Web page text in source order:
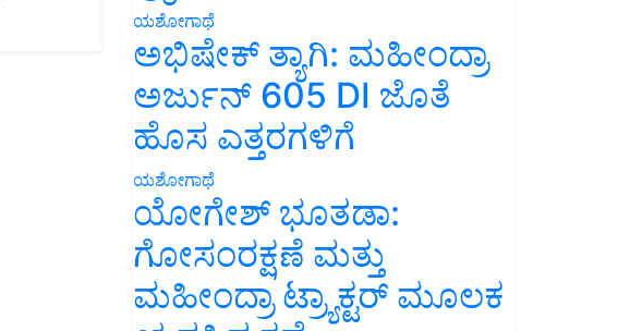
ಯಶೋಗಾಥೆ
ಅಭಿಷೇಕ್ ತ್ಯಾಗಿ: ಮಹೀಂದ್ರಾ
ಅರ್ಜುನ್ 605 DI ಜೊತೆ
ಹೊಸ ಎತ್ತರಗಳಿಗೆ
ಯಶೋಗಾಥೆ
ಯೋಗೇಶ್ ಭೂತಡಾ:
ಗೋಸಂರಕ್ಷಣೆ ಮತ್ತು
ಮಹೀಂದ್ರಾ ಟ್ರ್ಯಾಕ್ಟರ್ ಮೂಲಕ